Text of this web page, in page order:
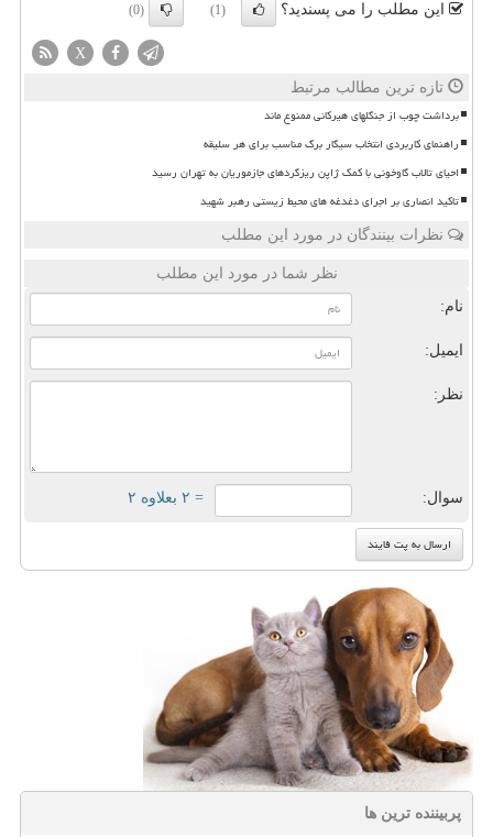
این مطلب را می پسندید؟ (1)
(0)
X
تازه ترین مطالب مرتبط
برداشت چوب از جنگلهای هیرکانی ممنوع ماند
راهنمای کاربردی انتخاب سیگار برگ مناسب برای هر سلیقه
احیای تالاب گاوخونی با کمک ژاپن ریزگردهای جازموریان به تهران رسید
تاکید انصاری بر اجرای دغدغه های محیط زیستی رهبر شهید
نظرات بینندگان در مورد این مطلب
نظر شما در مورد این مطلب
نام:
ایمیل:
نظر:
سوال: = ۲ بعلاوه ۲
پربیننده ترین ها